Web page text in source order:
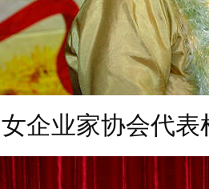
企业家协会代表